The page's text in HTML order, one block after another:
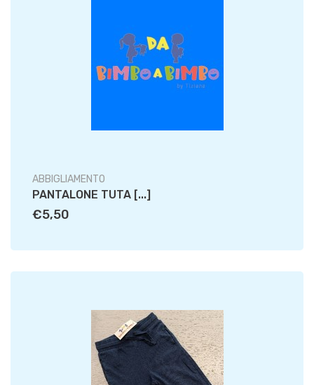
ABBIGLIAMENTO
PANTALONE TUTA [...]
€5,50